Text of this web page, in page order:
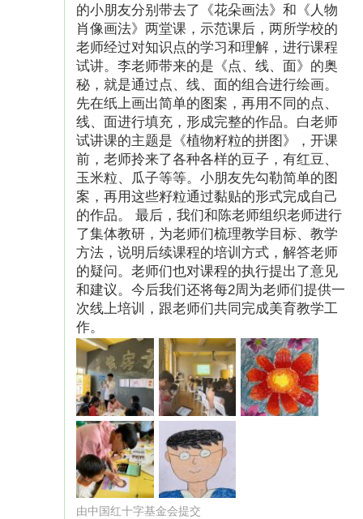
室、为期3-5年的课程支持。
项目执行能力说明：“玉米爱心基金”是我国首个
由歌迷捐设和命名的专项基金，该基金于2006年
3月19日在众多“玉米”的倡导和李宇春的支持下在
中国红十字基金会设立。截至2022年3月10
日，“玉米爱心基金”已累计募集捐款超过2800万
元。基金资助范围先后涉及重症患儿、听障儿
童、博爱卫生院（站）、博爱新村、博爱学校、
赈济救灾、乡村美育等多方面，直接受益人口超
过150000人。
关于我们：中国红十字基金会成立于1994年，是
中国红十字会总会发起并主管、经民政部登记注
册的具有独立法人地位的全国性公募基金会。
2008年、2013年、2018年、2023年连续四次在
全国性社会组织评估中获评“5A级基金会”。
募捐方案备案编号
的小朋友分别带去了《花朵画法》和《人物
肖像画法》两堂课，示范课后，两所学校的
老师经过对知识点的学习和理解，进行课程
试讲。李老师带来的是《点、线、面》的奥
秘，就是通过点、线、面的组合进行绘画。
先在纸上画出简单的图案，再用不同的点、
线、面进行填充，形成完整的作品。白老师
试讲课的主题是《植物籽粒的拼图》，开课
前，老师拎来了各种各样的豆子，有红豆、
玉米粒、瓜子等等。小朋友先勾勒简单的图
案，再用这些籽粒通过黏贴的形式完成自己
的作品。 最后，我们和陈老师组织老师进行
了集体教研，为老师们梳理教学目标、教学
方法，说明后续课程的培训方式，解答老师
的疑问。老师们也对课程的执行提出了意见
和建议。今后我们还将每2周为老师们提供一
次线上培训，跟老师们共同完成美育教学工
作。
由中国红十字基金会提交